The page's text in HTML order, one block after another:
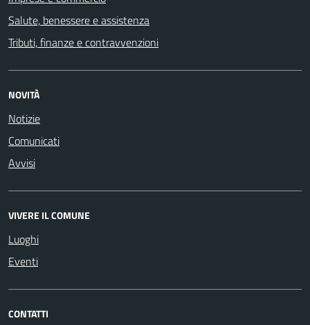
Salute, benessere e assistenza
Tributi, finanze e contravvenzioni
NOVITÀ
Notizie
Comunicati
Avvisi
VIVERE IL COMUNE
Luoghi
Eventi
CONTATTI